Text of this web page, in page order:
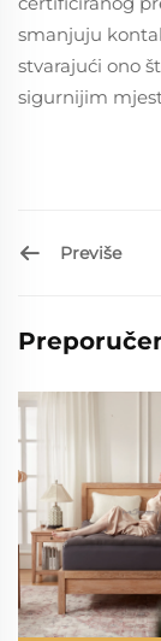
smanjuju
stvarajući ono
sigurnijim
Previše